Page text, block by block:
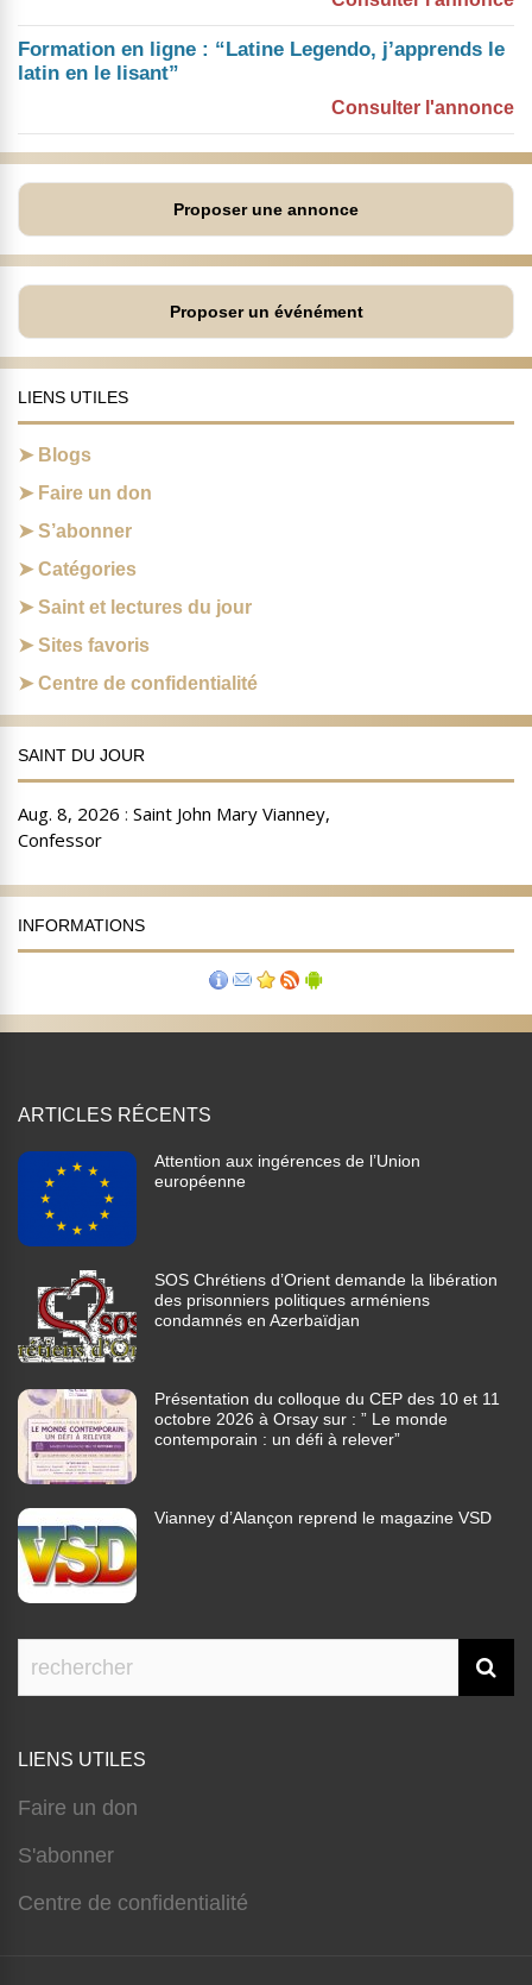
Formation en ligne : “Latine Legendo, j’apprends le
latin en le lisant”
Consulter l'annonce
Proposer une annonce
Proposer un événément
LIENS UTILES
Blogs
Faire un don
S’abonner
Catégories
Saint et lectures du jour
Sites favoris
Centre de confidentialité
SAINT DU JOUR
INFORMATIONS
ARTICLES RÉCENTS
Attention aux ingérences de l’Union
européenne
SOS Chrétiens d’Orient demande la libération
des prisonniers politiques arméniens
condamnés en Azerbaïdjan
Présentation du colloque du CEP des 10 et 11
octobre 2026 à Orsay sur : ” Le monde
contemporain : un défi à relever”
Vianney d’Alançon reprend le magazine VSD
LIENS UTILES
Faire un don
S'abonner
Centre de confidentialité